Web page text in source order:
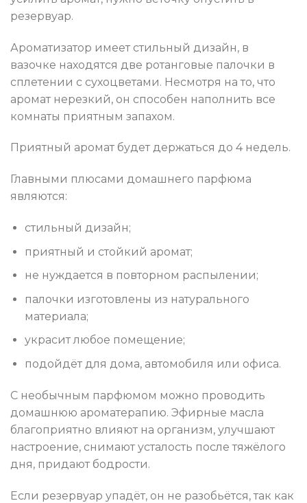
резервуар.
Ароматизатор имеет стильный дизайн, в
вазочке находятся две ротанговые палочки в
сплетении с сухоцветами. Несмотря на то, что
аромат нерезкий, он способен наполнить все
комнаты приятным запахом.
Приятный аромат будет держаться до 4 недель.
Главными плюсами домашнего парфюма
являются:
стильный дизайн;
приятный и стойкий аромат;
не нуждается в повторном распылении;
палочки изготовлены из натурального
материала;
украсит любое помещение;
подойдёт для дома, автомобиля или офиса.
С необычным парфюмом можно проводить
домашнюю ароматерапию. Эфирные масла
благоприятно влияют на организм, улучшают
настроение, снимают усталость после тяжёлого
дня, придают бодрости.
Если резервуар упадёт, он не разобьётся, так как